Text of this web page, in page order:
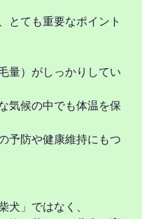
とても重要なポイント
量）がしっかりしてい
気候の中でも体温を保
予防や健康維持にもつ
犬」ではなく、